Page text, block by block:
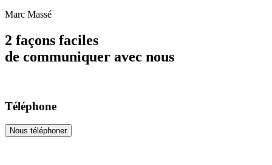
Marc Massé
2 façons faciles
de communiquer avec nous
Téléphone
Nous téléphoner